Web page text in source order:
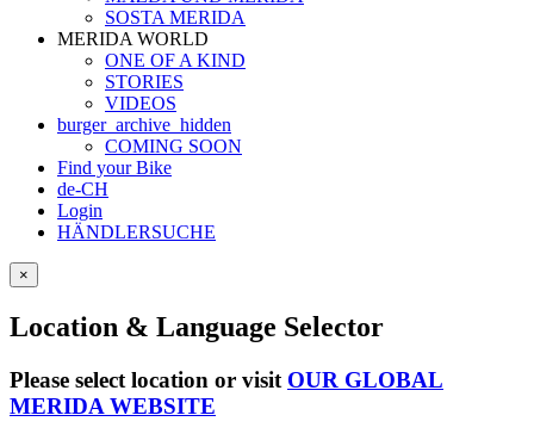
SOSTA MERIDA
MERIDA WORLD
ONE OF A KIND
STORIES
VIDEOS
burger_archive_hidden
COMING SOON
Find your Bike
de-CH
Login
HÄNDLERSUCHE
×
Location & Language Selector
Please select location or visit OUR GLOBAL
MERIDA WEBSITE